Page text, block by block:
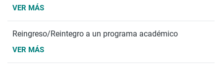
VER MÁS
Reingreso/Reintegro a un programa académico
VER MÁS